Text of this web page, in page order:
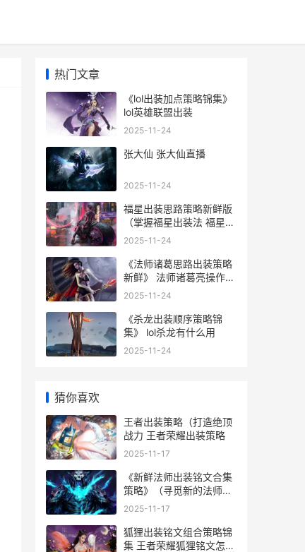
热门文章
《lol出装加点策略锦集》
lol英雄联盟出装
2025-11-24
张大仙 张大仙直播
2025-11-24
福星出装思路策略新鲜版
（掌握福星出装法 福星几
局出装备
2025-11-24
《法师诸葛思路出装策略
新鲜》 法师诸葛亮操作技
巧
2025-11-24
《杀龙出装顺序策略锦
集》 lol杀龙有什么用
2025-11-24
猜你喜欢
王者出装策略（打造绝顶
战力 王者荣耀出装策略
2025-11-17
《新鲜法师出装铭文合集
策略》（寻觅新的法师出
装和铭文组合 法师新技能
2025-11-17
狐狸出装铭文组合策略锦
集 王者荣耀狐狸铭文怎么